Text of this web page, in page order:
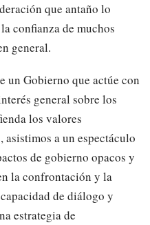
que antaño lo
confianza de muchos
general.
un Gobierno que actúe con
general sobre los
los valores
a un espectáculo
de gobierno opacos y
la confrontación y la
de diálogo y
estrategia de